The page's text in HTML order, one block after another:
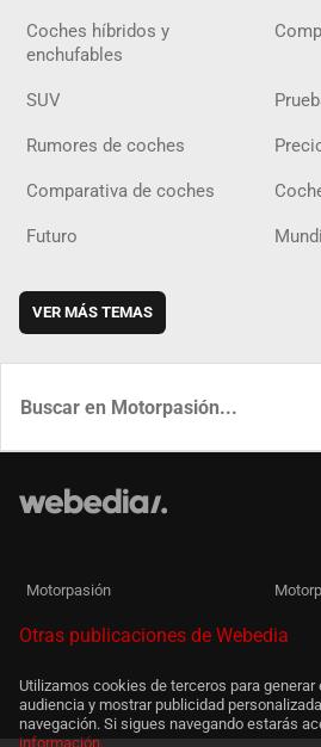
Coches híbridos y
enchufables
SUV
Rumores de coches
Comparativa de coches
Futuro
VER MÁS TEMAS
Motorpasión
Otras publicaciones de Webedia
Utilizamos cookies de terceros para
audiencia y mostrar publicidad
navegación. Si sigues navegando estarás
información